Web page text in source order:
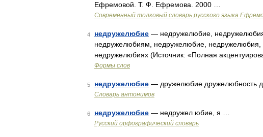
Ефремовой. Т. Ф. Ефремова. 2000 …
Современный толковый словарь русского языка
4 недружелюбие — недружелюбие,
недружелюбиям, недружелюбие,
недружелюбиях (Источник: «Полная
Формы слов
5 недружелюбие — дружелюбие дружелюбность
Словарь антонимов
6 недружелюбие — недружел юбие, я …
Русский орфографический словарь